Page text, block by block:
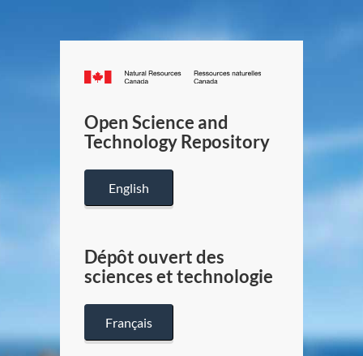
Canada.ca
/
Canada
Open Science and
Technology Repository
English
Dépôt ouvert des
sciences et technologie
Français